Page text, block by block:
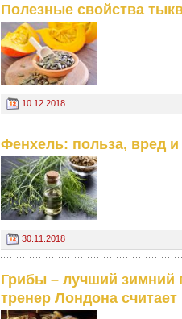
Полезные свойства
10.12.2018
Фенхель: польза, вред
30.11.2018
Грибы – лучший зимний
тренер Лондона